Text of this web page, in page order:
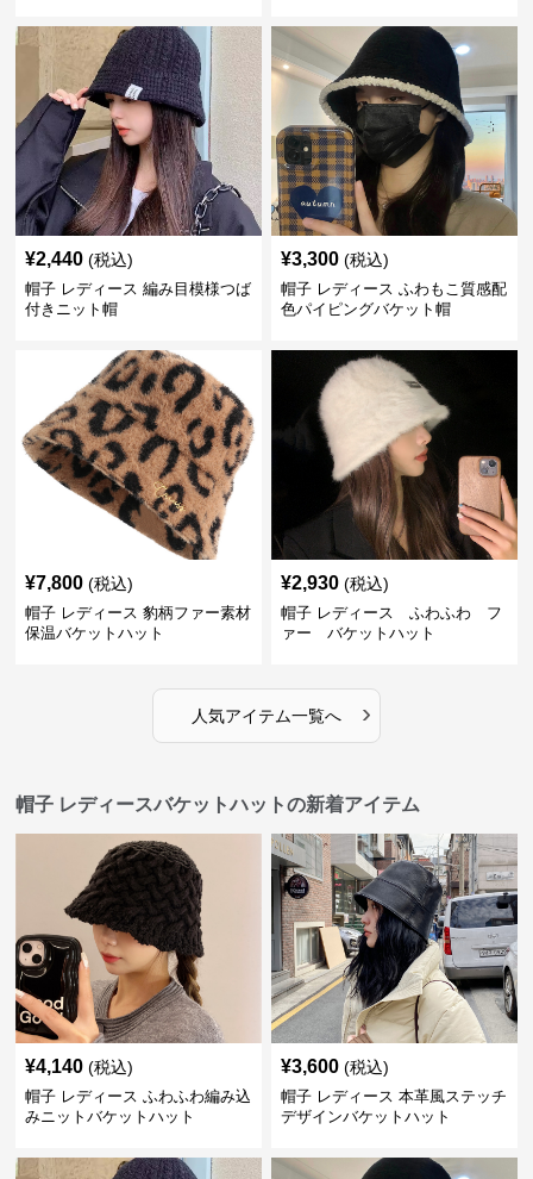
¥2,440 (税込)
帽子 レディース 編み目模様つば
付きニット帽
¥3,300 (税込)
帽子 レディース ふわもこ質感配
色パイピングバケット帽
¥7,800 (税込)
帽子 レディース 豹柄ファー素材
保温バケットハット
¥2,930 (税込)
帽子 レディース ふわふわ フ
ァー バケットハット
人気アイテム一覧へ ›
帽子 レディースバケットハットの新着アイテム
¥4,140 (税込)
帽子 レディース ふわふわ編み込
みニットバケットハット
¥3,600 (税込)
帽子 レディース 本革風ステッチ
デザインバケットハット